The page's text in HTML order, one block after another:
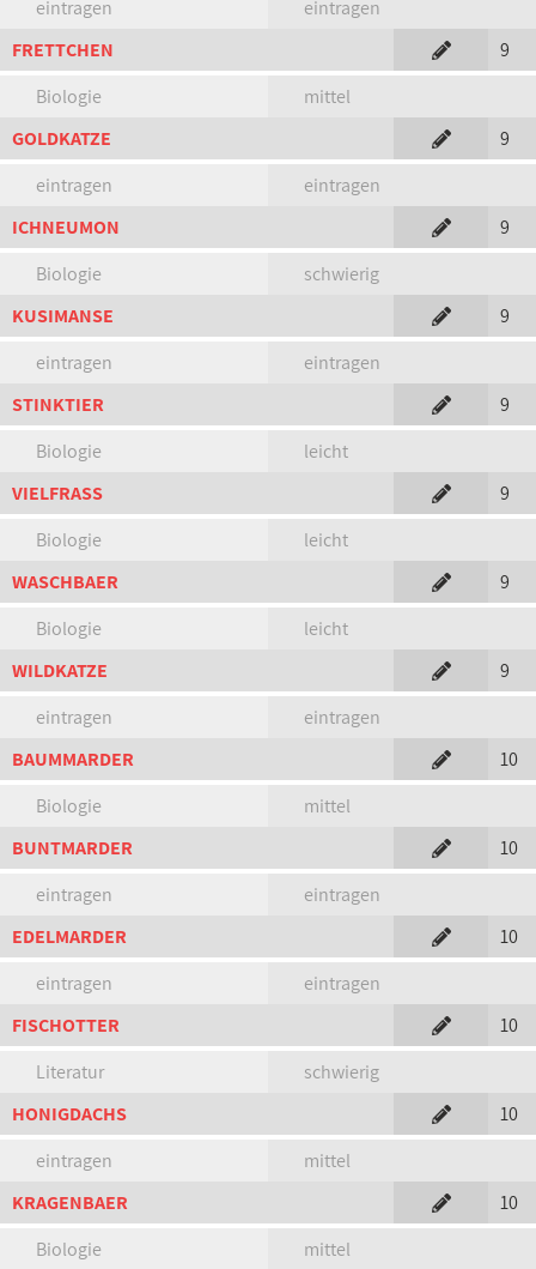
eintragen
eintragen
FRETTCHEN
9
Biologie
mittel
GOLDKATZE
9
eintragen
eintragen
ICHNEUMON
9
Biologie
schwierig
KUSIMANSE
9
eintragen
eintragen
STINKTIER
9
Biologie
leicht
VIELFRASS
9
Biologie
leicht
WASCHBAER
9
Biologie
leicht
WILDKATZE
9
eintragen
eintragen
BAUMMARDER
10
Biologie
mittel
BUNTMARDER
10
eintragen
eintragen
EDELMARDER
10
eintragen
eintragen
FISCHOTTER
10
Literatur
schwierig
HONIGDACHS
10
eintragen
mittel
KRAGENBAER
10
Biologie
mittel